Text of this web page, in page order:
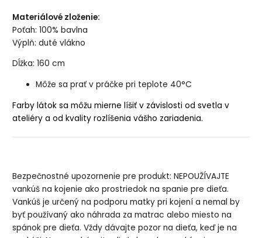
Materiálové zloženie:
Poťah: 100% bavlna
Výplň: duté vlákno
Dĺžka: 160 cm
Môže sa prať v práčke pri teplote 40°C
Farby látok sa môžu mierne líšiť v závislosti od svetla v
ateliéry a od kvality rozlíšenia vášho zariadenia.
Bezpečnostné upozornenie pre produkt: NEPOUŽÍVAJTE
vankúš na kojenie ako prostriedok na spanie pre dieťa.
Vankúš je určený na podporu matky pri kojení a nemal by
byť používaný ako náhrada za matrac alebo miesto na
spánok pre dieťa. Vždy dávajte pozor na dieťa, keď je na